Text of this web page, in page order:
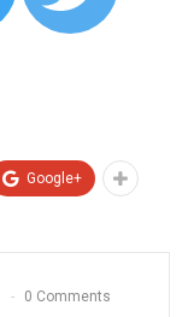
Google+
0 Comments